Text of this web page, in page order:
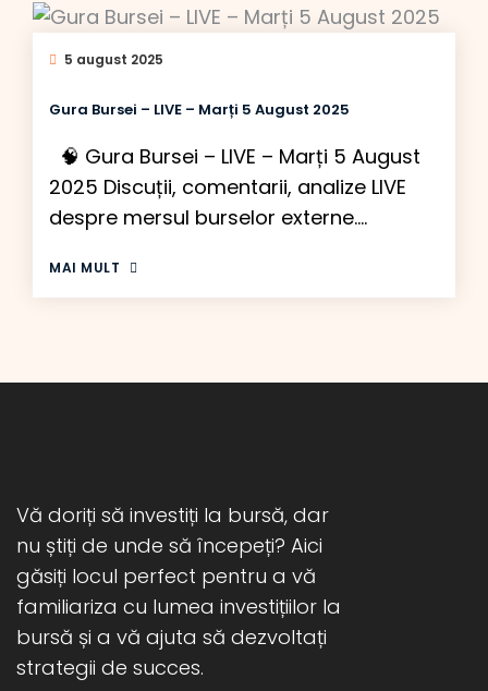
5 august 2025
Gura Bursei – LIVE – Marți 5 August 2025
🧠 Gura Bursei – LIVE – Marți 5 August
2025 Discuții, comentarii, analize LIVE
despre mersul burselor externe.
analize 09:36 Bursele europene vor
MAI MULT
Vă doriți să investiți la bursă, dar
nu știți de unde să începeți? Aici
găsiți locul perfect pentru a vă
familiariza cu lumea investițiilor la
bursă și a vă ajuta să dezvoltați
strategii de succes.